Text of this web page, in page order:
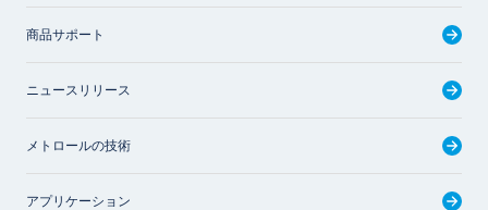
商品サポート
ニュースリリース
メトロールの技術
アプリケーション